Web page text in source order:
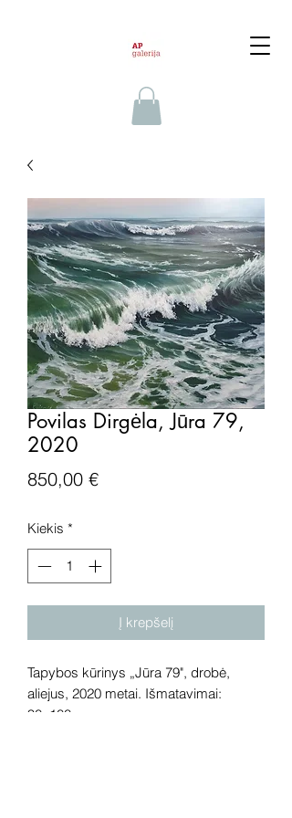
Povilas Dirgėla, Jūra 79,
2020
850,00 €Price
Kiekis *
Į krepšelį
Tapybos kūrinys „Jūra 79", drobė,
aliejus, 2020 metai. Išmatavimai:
90x100 cm.